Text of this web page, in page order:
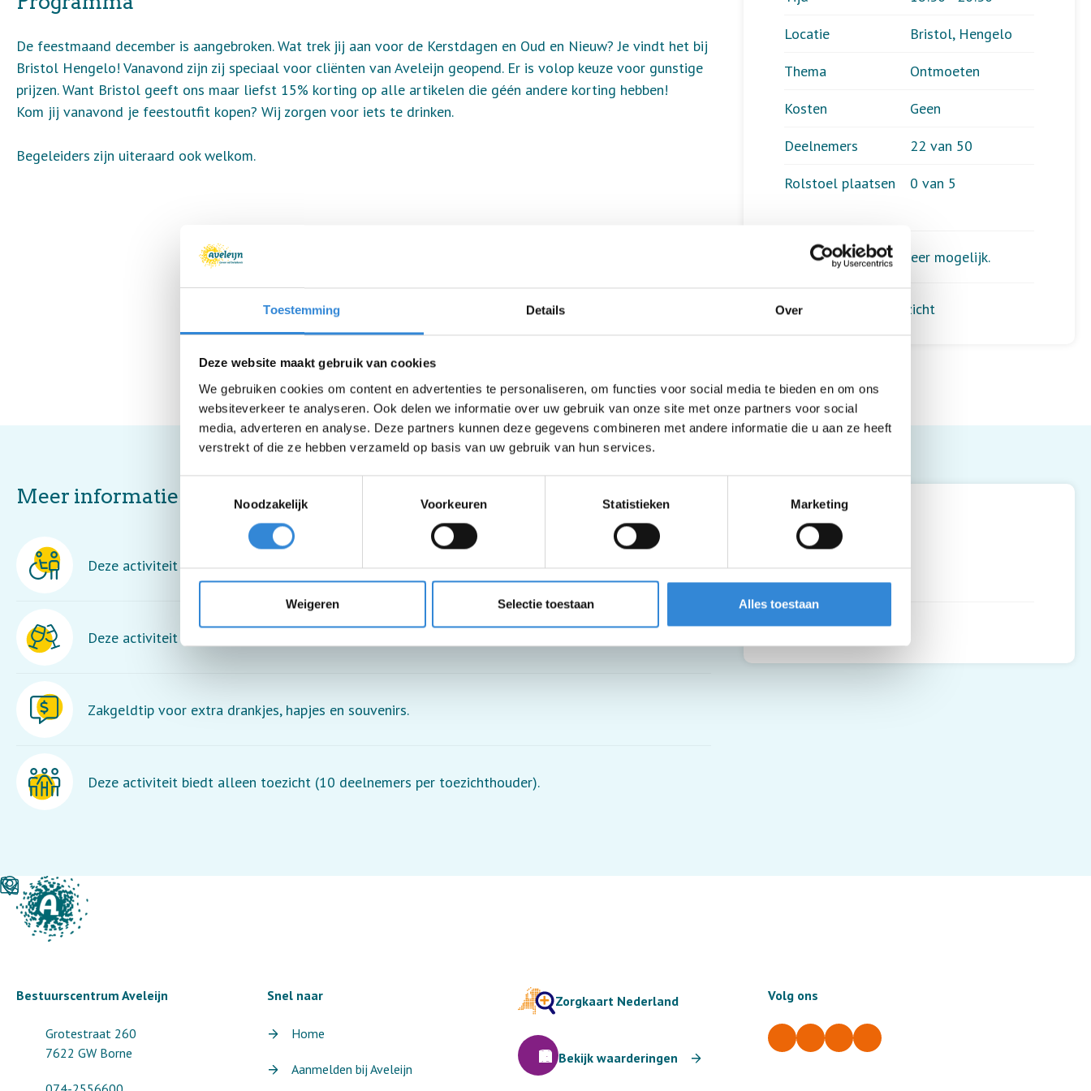
Toestemming Details Over
Deze website maakt gebruik van cookies
We gebruiken cookies om content en advertenties te personaliseren, om functies voor social media te bieden en om ons
websiteverkeer te analyseren. Ook delen we informatie over uw gebruik van onze site met onze partners voor social
media, adverteren en analyse. Deze partners kunnen deze gegevens combineren met andere informatie die u aan ze heeft
verstrekt of die ze hebben verzameld op basis van uw gebruik van hun services.
Noodzakelijk
Voorkeuren Statistieken Marketing
Weigeren Selectie toestaan Alles toestaan
Locatie
Bristol, Hengelo
Thema
Ontmoeten
Kosten
Geen
Deelnemers
22 van 50
Rolstoel plaatsen
0 van 5
Aanmelden is niet meer mogelijk.
Terug naar het overzicht
De feestmaand december is aangebroken. Wat trek jij aan voor de Kerstdagen en Oud en Nieuw? Je vindt het bij
Bristol Hengelo! Vanavond zijn zij speciaal voor cliënten van Aveleijn geopend. Er is volop keuze voor gunstige
prijzen. Want Bristol geeft ons maar liefst 15% korting op alle artikelen die géén andere korting hebben!
Kom jij vanavond je feestoutfit kopen? Wij zorgen voor iets te drinken.
Begeleiders zijn uiteraard ook welkom.
Bristol, Hengelo
Thiemsbrug 15
Routebeschrijving
Meer informatie
Deze activiteit is rolstoel toegankelijk maar je moet wel in en uit de rolstoel kunnen stappen.
Deze activiteit is inclusief een drankje.
Zakgeldtip voor extra drankjes, hapjes en souvenirs.
Deze activiteit biedt alleen toezicht (10 deelnemers per toezichthouder).
Bestuurscentrum Aveleijn
Grotestraat 260
7622 GW Borne
Snel naar
Home
Aanmelden bij Aveleijn
Zorgkaart Nederland
Bekijk waarderingen
Volg ons